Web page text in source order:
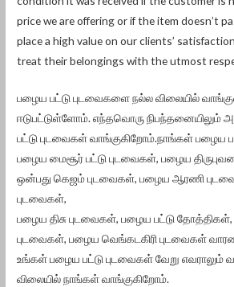
price we are offering or if the item doesn’t
place a high value on our clients’
treat their belongings with the utmost
பழைய பட்டு புடவைகளை நல்ல விலையில்
ஈடுபட்டுள்ளோம். எந்தவொரு
பட்டு புடவைகள் வாங்குகிறோம்.நாங்கள் பழைய
பழைய மைசூர் பட்டு புடவைகள், பழைய
ஒன்பது கெஜம் புடவைகள், பழைய ஆரணி
புடவைகள்,
பழைய திசு புடவைகள், பழைய பட்டு
புடவைகள், பழைய வெங்கடகிரி புடவைகள்
உங்கள் பழைய பட்டு புடவைகள் வேறு எவராலும்
விலையில் நாங்கள் வாங்குகிறோம்.